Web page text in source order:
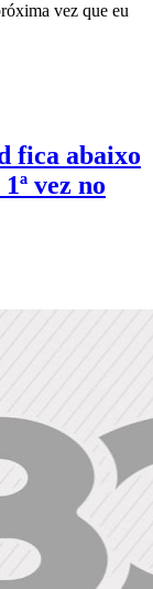
vez que eu
fica abaixo
vez no